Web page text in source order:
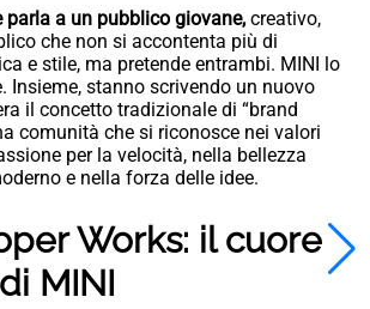
parla a un pubblico giovane, creativo,
che non si accontenta più di
e stile, ma pretende entrambi. MINI lo
Insieme, stanno scrivendo un nuovo
il concetto tradizionale di “brand
comunità che si riconosce nei valori
per la velocità, nella bellezza
e nella forza delle idee.
Works: il cuore
MINI